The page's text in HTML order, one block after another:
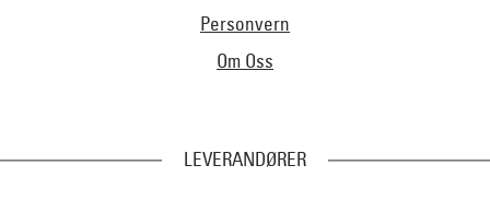
Personvern
Om Oss
LEVERANDØRER